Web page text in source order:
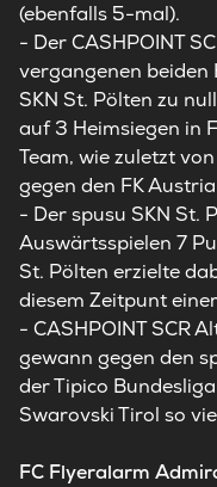
(ebenfalls 5-mal).
- Der CASHPOINT
vergangenen beiden
SKN St. Pölten zu
auf 3 Heimsiegen in
Team, wie zuletzt
gegen den FK
- Der spusu SKN St.
Auswärtsspielen 7
St. Pölten erzielte
diesem Zeitpunt
- CASHPOINT SCR
gewann gegen den
der Tipico
Swarovski Tirol so
FC Flyeralarm